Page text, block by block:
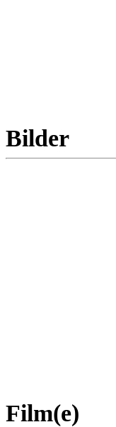
Bilder
Film(e)